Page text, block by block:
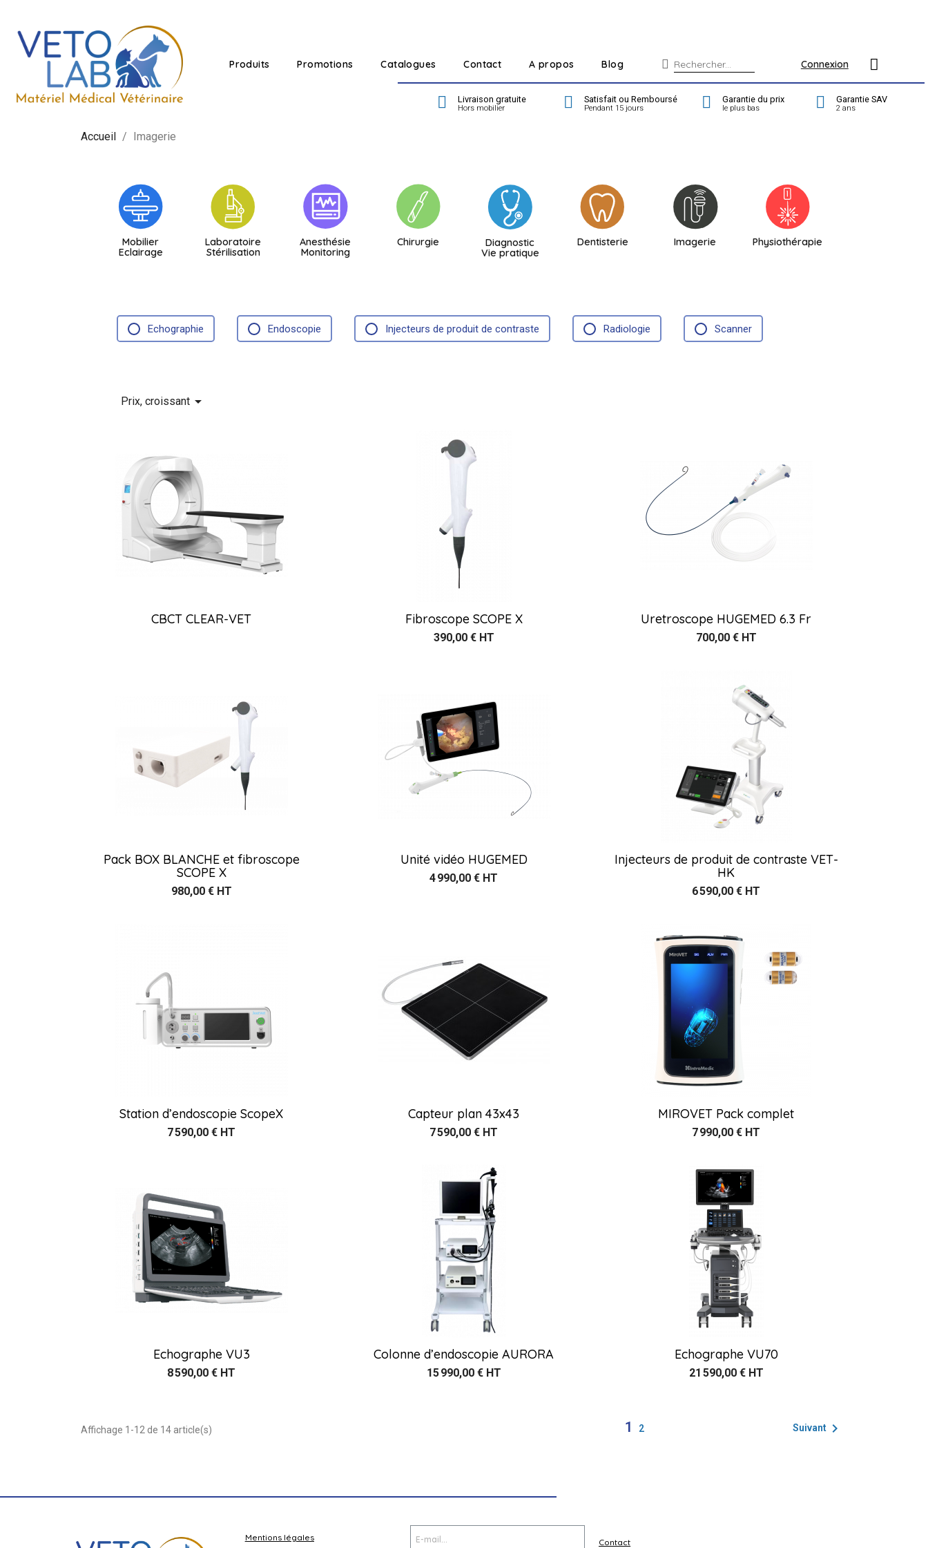
Produits Promotions Catalogues Contact A propos Blog Connexion
Livraison gratuite
Hors mobilier
Satisfait ou Remboursé
Pendant 15 jours
Garantie du prix
le plus bas
Garantie SAV
2 ans
Accueil Imagerie
Mobilier
Eclairage
Laboratoire
Stérilisation
Anesthésie
Monitoring
Chirurgie
Diagnostic
Vie pratique
Dentisterie Imagerie Physiothérapie
Echographie Endoscopie Injecteurs de produit de contraste Radiologie Scanner
Prix, croissant 
CBCT CLEAR-VET Fibroscope SCOPE X
390,00 € HT
Uretroscope HUGEMED 6.3 Fr
700,00 € HT
Pack BOX BLANCHE et fibroscope
SCOPE X
980,00 € HT
Unité vidéo HUGEMED
4 990,00 € HT
Injecteurs de produit de contraste VET-
HK
6 590,00 € HT
Station d’endoscopie ScopeX
7 590,00 € HT
Capteur plan 43x43
7 590,00 € HT
MIROVET Pack complet
7 990,00 € HT
Echographe VU3
8 590,00 € HT
Colonne d’endoscopie AURORA
15 990,00 € HT
Echographe VU70
21 590,00 € HT
Affichage 1-12 de 14 article(s) 1 2 Suivant
Mentions légales Contact